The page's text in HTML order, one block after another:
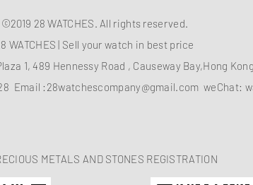
©2019 28 WATCHES. All rights reserved.
WATCHES | Sell your watch in best price
1, 489 Hennessy Road , Causeway Bay,Hong Kong
Email : 28watchescompany@gmail.com weChat:
METALS AND STONES REGISTRATION